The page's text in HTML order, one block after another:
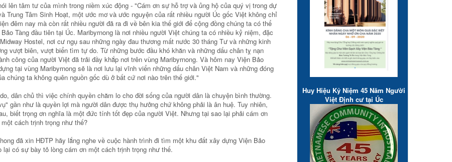
lên tâm tư của mình trong niềm xúc động - "Cám ơn sự hỗ trợ và ủng hộ của quý vị trong dự
Trung Tâm Sinh Hoạt, một ước mơ và ước nguyện của rất nhiều người Úc gốc Việt không chỉ
đêm nay mà còn rất nhiều người đã ra đi về bên kia thế giới để cộng đồng chúng ta có thể
Tàng đầu tiên tại Úc. Maribyrnong là nơi nhiều người Việt chúng ta có nhiều kỷ niệm, đặc
Hostel, nơi cư ngụ sau những ngày đau thương mất nước 30 tháng Tư và những kinh
vượt biên, vượt biển tìm tự do. Từ những bước đầu khó khăn và những dấu chân tỵ nạn
công của người Việt đã trải đầy khắp nơi trên vùng Maribyrnong. Và hôm nay Viện Bảo
tại vùng Maribyrnong sẽ là nơi lưu lại vĩnh viển những dấu chân Việt Nam và những đóng
chúng ta không quên nguồn gốc dù ở bất cứ nơi nào trên thế giới."
dân chủ thì việc chính quyền chăm lo cho đời sống của người dân là chuyện bình thường.
gần như là quyền lợi mà người dân được thụ hưởng chứ không phải là ân huệ. Tuy nhiên,
biết trọng ơn nghĩa là một đức tính tốt đẹp của người Việt. Nhưng tại sao lại phải cám ơn
cách trịnh trọng như thế?
đã xin HĐTP hãy lắng nghe về cuộc hành trình đi tìm một khu đất xây dựng Viện Bảo
lại có sự bày tỏ lòng cám ơn một cách trịnh trọng như thế.
Huy Hiệu Kỷ Niệm 45 Năm Người
Việt Định cư tại Úc